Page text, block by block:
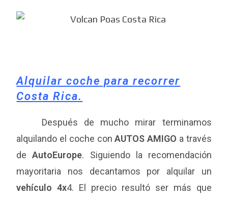
Alquilar coche para recorrer
Costa Rica.
Después de mucho mirar terminamos
alquilando el coche conAUTOS AMIGO a través
de AutoEurope. Siguiendo la recomendación
mayoritaria nos decantamos por alquilar un
vehículo 4x4. El precio resultó ser más que